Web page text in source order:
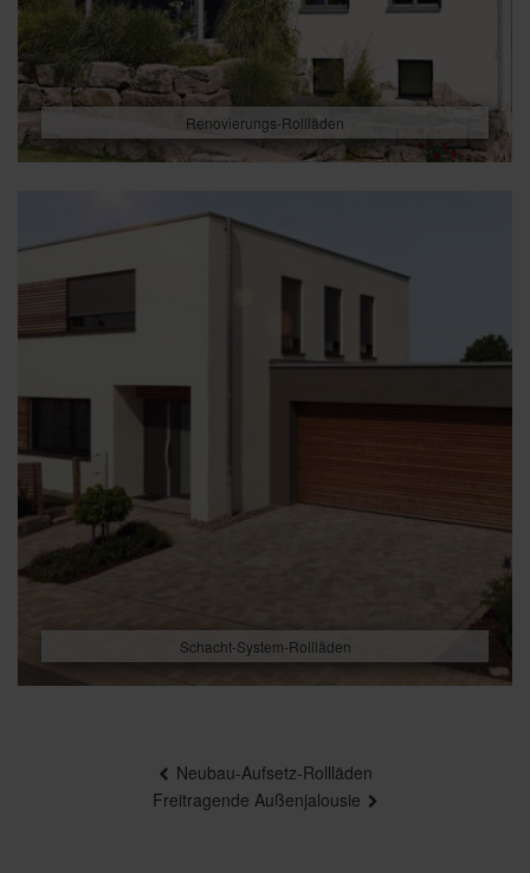
Renovierungs-Rollläden
Schacht-System-Rollläden
Neubau-Aufsetz-Rollläden
Freitragende Außenjalousie